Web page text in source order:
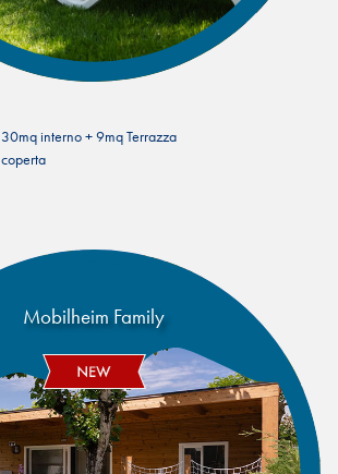
30mq interno + 9mq Terrazza
coperta
Mobilheim Family